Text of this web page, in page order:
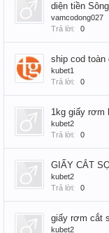
diện tiền
vamcodong027
Trả lời:
0
ship cod toàn
kubet1
Trả lời:
0
1kg giấy rơm
kubet2
Trả lời:
0
GIẤY CẮT
kubet2
Trả lời:
0
giấy rơm cắt
kubet2